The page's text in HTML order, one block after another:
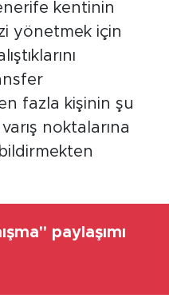
kentinin
yönetmek için
fazla kişinin şu
noktalarına
paylaşımı